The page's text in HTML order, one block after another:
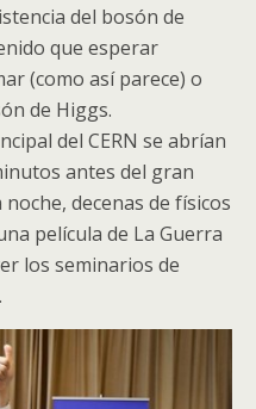
del bosón de
que esperar
(como así parece) o
de Higgs.
del CERN se abrían
antes del gran
decenas de físicos
película de La Guerra
los seminarios de